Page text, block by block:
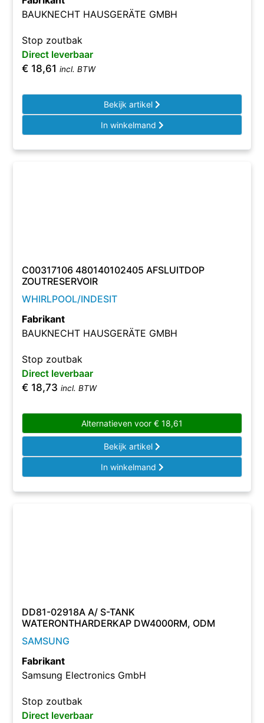
BAUKNECHT HAUSGERÄTE GMBH
Stop zoutbak
Direct leverbaar
€ 18,61 incl. BTW
Bekijk artikel
In winkelmand
C00317106 480140102405 AFSLUITDOP
ZOUTRESERVOIR
WHIRLPOOL/INDESIT
Fabrikant
BAUKNECHT HAUSGERÄTE GMBH
Stop zoutbak
Direct leverbaar
€ 18,73 incl. BTW
Alternatieven voor € 18,61
Bekijk artikel
In winkelmand
DD81-02918A A/ S-TANK
WATERONTHARDERKAP DW4000RM, ODM
SAMSUNG
Fabrikant
Samsung Electronics GmbH
Stop zoutbak
Direct leverbaar